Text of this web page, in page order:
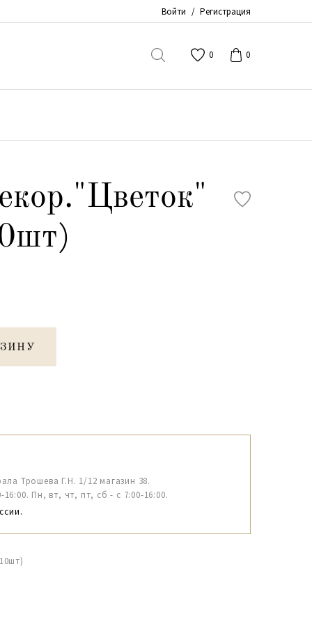
Войти / Регистрация
0 0
Трошева Г.Н. 1/12 магазин 38.
16:00. Пн, вт, чт, пт, сб - с 7:00-16:00.